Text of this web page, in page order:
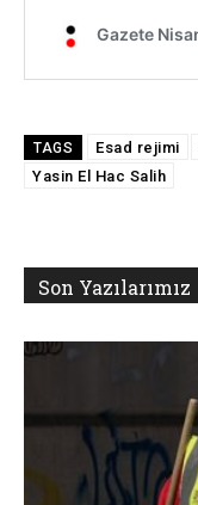
TAGS Esad rejimi
Yasin El Hac Salih
Son Yazılarımız